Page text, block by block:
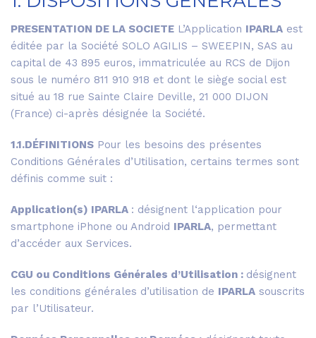
PRESENTATION DE LA SOCIETE L’Application IPARLA est
éditée par la Société SOLO AGILIS – SWEEPIN, SAS au
capital de 43 895 euros, immatriculée au RCS de Dijon
sous le numéro 811 910 918 et dont le siège social est
situé au 18 rue Sainte Claire Deville, 21 000 DIJON
(France) ci-après désignée la Société.
1.1.DÉFINITIONS Pour les besoins des présentes
Conditions Générales d’Utilisation, certains termes sont
définis comme suit :
Application(s) IPARLA : désignent l‘application pour
smartphone iPhone ou Android IPARLA, permettant
d’accéder aux Services.
CGU ou Conditions Générales d’Utilisation : désignent
les conditions générales d’utilisation de IPARLA souscrits
par l’Utilisateur.